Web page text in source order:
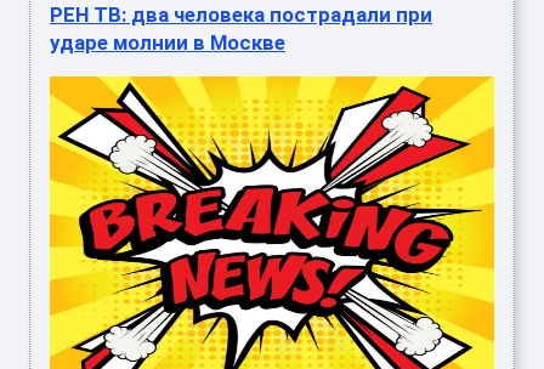
РЕН ТВ: два человека пострадали при
ударе молнии в Москве